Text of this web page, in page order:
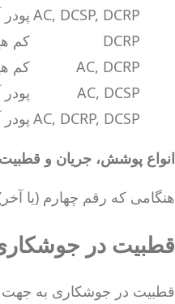
AC, DCSP, DCRP پودر
DCRP
کم‌
AC, DCRP
کم‌
AC, DCSP
AC, DCRP, DCSP
انواع پوشش، جریان و
هنگامی که رقم چهارم (یا آخر) 0 باشد، نوع پوشش و جریان مورد استفاده توسط رقم سوم تعیین
قطبیت در
قطبیت در جوشکاری به جهت